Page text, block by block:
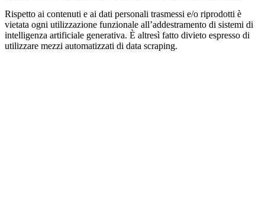
Rispetto ai contenuti e ai dati personali trasmessi e/o riprodotti è
vietata ogni utilizzazione funzionale all’addestramento di sistemi di
intelligenza artificiale generativa. È altresì fatto divieto espresso di
utilizzare mezzi automatizzati di data scraping.